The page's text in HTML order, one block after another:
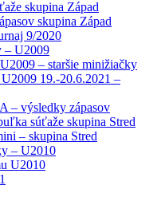
skupina Západ
skupina Západ
9/2020
– U2009
– staršie minižiačky
19.-20.6.2021 –
– výsledky zápasov
súťaže skupina Stred
– skupina Stred
– U2010
U2010